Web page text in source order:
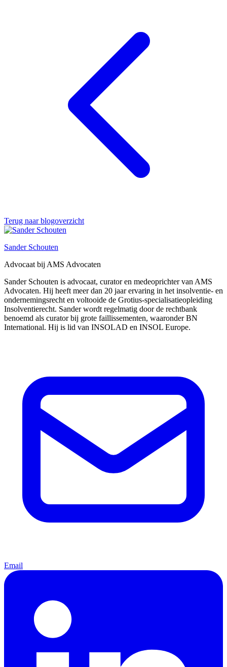
Terug naar blogoverzicht
Sander Schouten
Advocaat bij AMS Advocaten
Sander Schouten is advocaat, curator en medeoprichter van AMS
Advocaten. Hij heeft meer dan 20 jaar ervaring in het insolventie- en
ondernemingsrecht en voltooide de Grotius-specialisatieopleiding
Insolventierecht. Sander wordt regelmatig door de rechtbank
benoemd als curator bij grote faillissementen, waaronder BN
International. Hij is lid van INSOLAD en INSOL Europe.
Email